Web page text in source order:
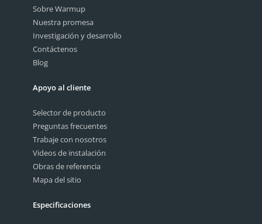
Sobre Warmup
Nuestra promesa
Investigación y desarrollo
Contáctenos
Blog
Apoyo al cliente
Selector de producto
Preguntas frecuentes
Trabaje con nosotros
Videos de instalación
Obras de referencia
Mapa del sitio
Especificaciones